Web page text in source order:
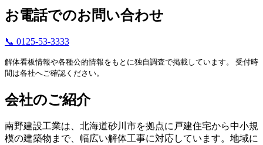
お電話でのお問い合わせ
📞 0125-53-3333
解体看板情報や各種公的情報をもとに独自調査で掲載しています。 受付時
間は各社へご確認ください。
会社のご紹介
南野建設工業は、北海道砂川市を拠点に戸建住宅から中小規
模の建築物まで、幅広い解体工事に対応しています。地域に